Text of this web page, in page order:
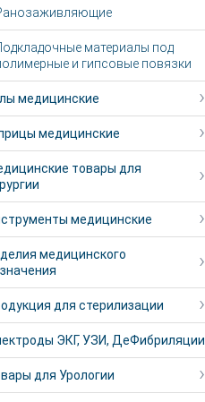
материалы под
и гипсовые повязки
медицинские
медицинские
товары для
медицинские
медицинского
для стерилизации
ЭКГ, УЗИ, ДеФибриляции
для Урологии